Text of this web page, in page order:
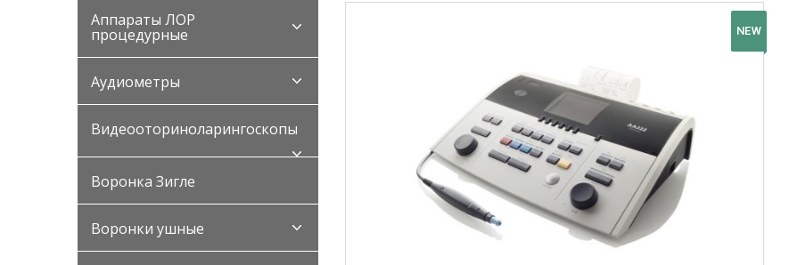
Аппараты ЛОР
процедурные
Аудиометры
Видеооториноларингоскопы
Воронка Зигле
Воронки ушные
NEW